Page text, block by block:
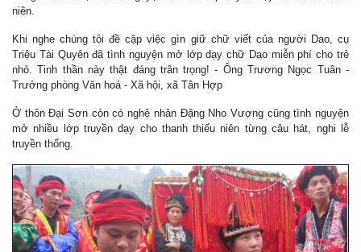
niên.
Khi nghe chúng tôi đề cập việc gìn giữ chữ viết của người Dao, cụ
Triệu Tài Quyên đã tình nguyện mở lớp dạy chữ Dao miễn phí cho trẻ
nhỏ. Tinh thần này thật đáng trân trọng! - Ông Trương Ngọc Tuân -
Trưởng phòng Văn hoá - Xã hội, xã Tân Hợp
Ở thôn Đại Sơn còn có nghệ nhân Đặng Nho Vượng cũng tình nguyện
mở nhiều lớp truyền dạy cho thanh thiếu niên từng câu hát, nghi lễ
truyền thống.